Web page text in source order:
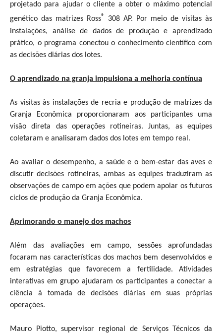
projetado para ajudar o cliente a obter o máximo potencial
genético das matrizes Ross®
308 AP. Por meio de visitas às
instalações, análise de dados de produção e aprendizado
prático, o programa conectou o conhecimento científico com
as decisões diárias dos lotes.
O aprendizado na granja impulsiona a melhoria contínua
As visitas às instalações de recria e produção de matrizes da
Granja Econômica proporcionaram aos participantes uma
visão direta das operações rotineiras. Juntas, as equipes
coletaram e analisaram dados dos lotes em tempo real.
Ao avaliar o desempenho, a saúde e o bem-estar das aves e
discutir decisões rotineiras, ambas as equipes traduziram as
observações de campo em ações que podem apoiar os futuros
ciclos de produção da Granja Econômica.
Aprimorando o manejo dos machos
Além das avaliações em campo, sessões aprofundadas
focaram nas características dos machos bem desenvolvidos e
em estratégias que favorecem a fertilidade. Atividades
interativas em grupo ajudaram os participantes a conectar a
ciência à tomada de decisões diárias em suas próprias
operações.
Mauro Piotto, supervisor regional de Serviços Técnicos da